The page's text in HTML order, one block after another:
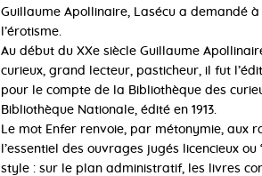
Guillaume Apollinaire, Lasécu a demandé
l’érotisme.
Au début du XXe siècle Guillaume
curieux, grand lecteur, pasticheur, il fut
pour le compte de la Bibliothèque des
Bibliothèque Nationale, édité en 1913.
Le mot Enfer renvoie, par métonymie, aux
l’essentiel des ouvrages jugés licencieux
style : sur le plan administratif, les livres